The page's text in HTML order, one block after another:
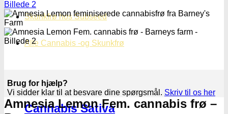
Skunkfrø hos Subseed
Alle Cannabis -og Skunkfrø
Cannabis Sativa
Brug for hjælp?
Vi sidder klar til at besvare dine spørgsmål. Skriv til os her
Amnesia Lemon Fem. cannabis frø –